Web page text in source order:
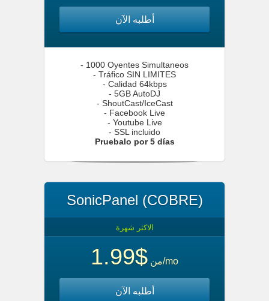
أطلبه الآن
- 1000 Oyentes Simultaneos
- Tráfico SIN LIMITES
- Calidad 64kbps
- 5GB AutoDJ
- ShoutCast/IceCast
- Facebook Live
- Youtube Live
- SSL incluido
Pruebalo por 5 días
SonicPanel (COBRE)
الاكثر شهرة
من $1.99 /mo
أطلبه الآن